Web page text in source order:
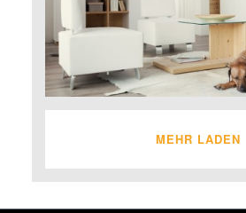
MEHR LADEN